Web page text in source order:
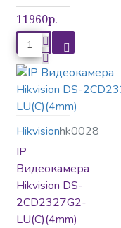
Вызывные панели
Домофония Замки
Ключи и брелки
Комплектующие
11960р.
Hikvisionhk0028
IP
Видеокамера
Hikvision DS-
2CD2327G2-
LU(C)(4mm)